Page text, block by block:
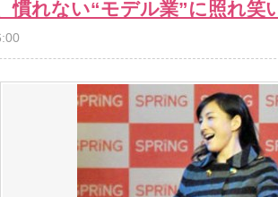
慣れない“モデル業”に照れ笑